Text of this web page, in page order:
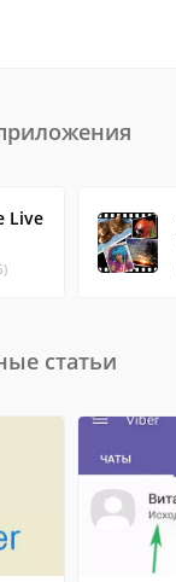
Live
статьи